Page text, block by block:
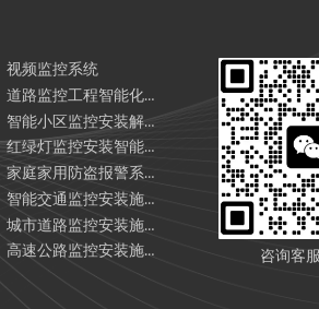
咨询客
视频监控系统
道路监控工程智能化解决方案（2025版）
智能小区监控安装解决方案
红绿灯监控安装智能化解决方案（2025版）
家庭家用防盗报警系统解决方案
智能交通监控安装施工解决方案
城市道路监控安装施工解决方案
高速公路监控安装施工解决方案，以及高速公路监控安装公司/厂家推荐